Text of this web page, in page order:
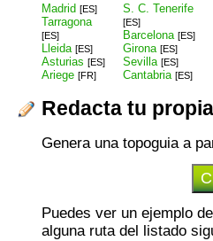
Madrid [ES]
Tarragona
[ES]
Lleida [ES]
Asturias [ES]
Ariege [FR]
S. C. Tenerife
[ES]
Barcelona [ES]
Girona [ES]
Sevilla [ES]
Cantabria [ES]
Redacta tu
Genera una topoguia a
Puedes ver un ejemplo
alguna ruta del listado